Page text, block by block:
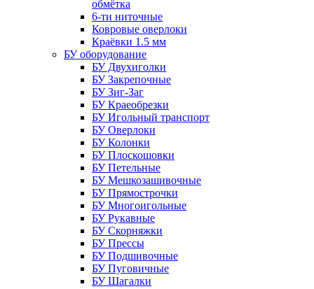
обмётка
6-ти ниточные
Ковровые оверлоки
Краёвки 1.5 мм
БУ оборудование
БУ Двухиголки
БУ Закрепочные
БУ Зиг-Заг
БУ Краеобрезки
БУ Игольный транспорт
БУ Оверлоки
БУ Колонки
БУ Плоскошовки
БУ Петельные
БУ Мешкозашивочные
БУ Прямострочки
БУ Многоигольные
БУ Рукавные
БУ Скорняжки
БУ Прессы
БУ Подшивочные
БУ Пуговичные
БУ Шагалки